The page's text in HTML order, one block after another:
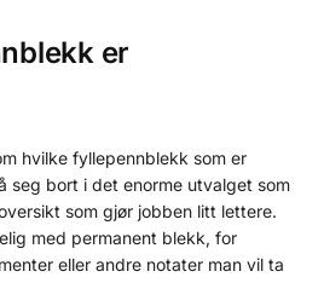
er
hvilke fyllepennblekk som er
seg bort i det enorme utvalget som
som gjør jobben litt lettere.
med permanent blekk, for
eller andre notater man vil ta